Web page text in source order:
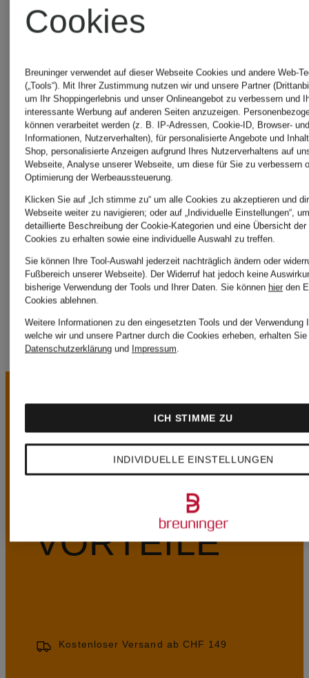
Milestone
Parajumpers
Parfums
De
Marly
UNSERE
VORTEILE
Kostenloser Versand ab CHF 149
Cookies
Breuninger verwendet auf dieser Webseite Cookies und andere Web-
(„Tools“). Mit Ihrer Zustimmung nutzen wir und unsere Partner
um Ihr Shoppingerlebnis und unser Onlineangebot zu verbessern und
interessante Werbung auf anderen Seiten anzuzeigen.
können verarbeitet werden (z. B. IP-Adressen, Cookie-ID, Browser-
Informationen, Nutzerverhalten), für personalisierte Angebote und
Shop, personalisierte Anzeigen aufgrund Ihres Nutzerverhaltens auf
Webseite, Analyse unserer Webseite, um diese für Sie zu verbessern
Optimierung der Werbeaussteuerung.
Klicken Sie auf „Ich stimme zu“ um alle Cookies zu akzeptieren und
Webseite weiter zu navigieren; oder auf „Individuelle Einstellungen“,
detaillierte Beschreibung der Cookie-Kategorien und eine Übersicht
Cookies zu erhalten sowie eine individuelle Auswahl zu treffen.
Sie können Ihre Tool-Auswahl jederzeit nachträglich ändern oder
Fußbereich unserer Webseite). Der Widerruf hat jedoch keine
bisherige Verwendung der Tools und Ihrer Daten. Sie können hier den
Cookies ablehnen.
Weitere Informationen zu den eingesetzten Tools und der Verwendung
welche wir und unsere Partner durch die Cookies erheben, erhalten
Datenschutzerklärung und Impressum.
INDIVIDUELLE EINSTELLUNGEN
ICH STIMME ZU